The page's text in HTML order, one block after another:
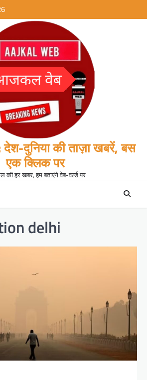
दुनिया की ताज़ा खबरें, बस
एक क्लिक पर
हर खबर, हम बताएंगे वेब-वर्ल्ड पर
delhi